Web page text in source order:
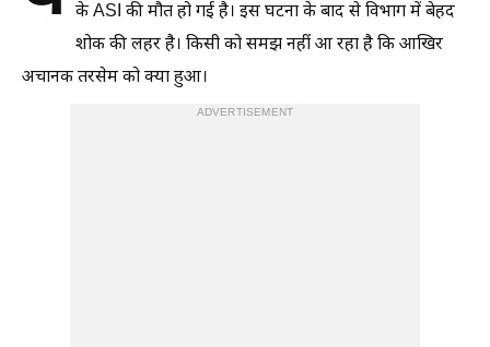
के ASI की मौत हो गई है। इस घटना के बाद से विभाग में बेहद
शोक की लहर है। किसी को समझ नहीं आ रहा है कि आखिर
अचानक तरसेम को क्या हुआ।
ADVERTISEMENT